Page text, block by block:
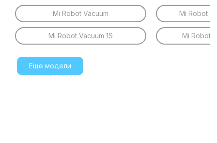
Mi Robot Vacuum
Mi Robot Vacuum 1S
Mi Robot
Mi Robot
Еще модели